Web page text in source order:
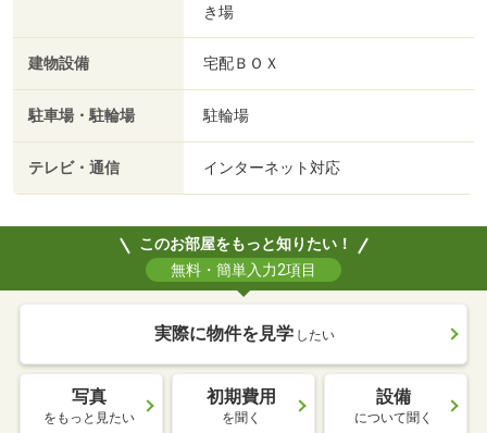
き場
建物設備 宅配ＢＯＸ
駐車場・駐輪場 駐輪場
テレビ・通信 インターネット対応
このお部屋をもっと知りたい！
無料・簡単入力2項目
実際に物件を見学 したい
写真
をもっと見たい
初期費用
を聞く
設備
について聞く